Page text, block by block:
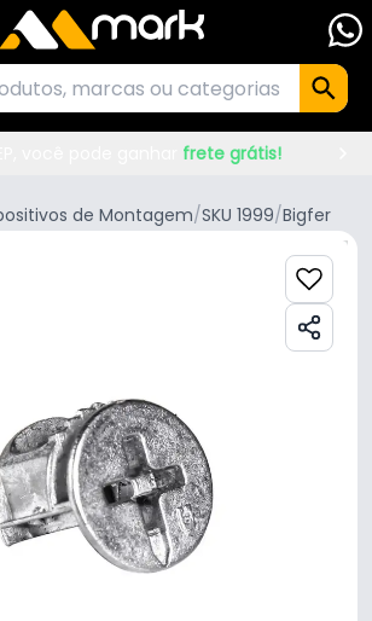
frete grátis!
de Montagem/SKU 1999/Bigfer